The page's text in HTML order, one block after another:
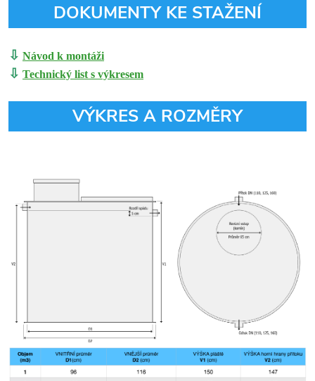
DOKUMENTY KE STAŽENÍ
⇩ Návod k montáži
⇩ Technický list s výkresem
VÝKRES A ROZMĚRY